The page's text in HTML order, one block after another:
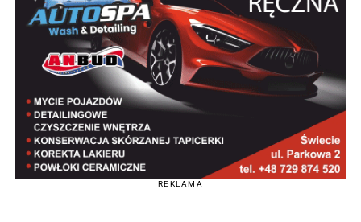
REKLAMA